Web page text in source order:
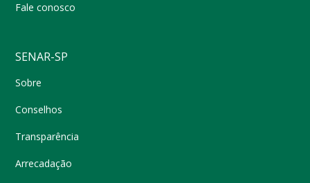
Fale conosco
SENAR-SP
Sobre
Conselhos
Transparência
Arrecadação